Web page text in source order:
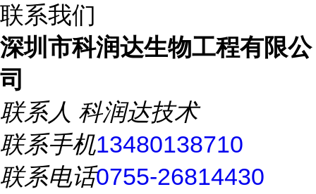
联系我们
深圳市科润达生物工程有限公
司
联系人 科润达技术
联系手机13480138710
联系电话0755-26814430